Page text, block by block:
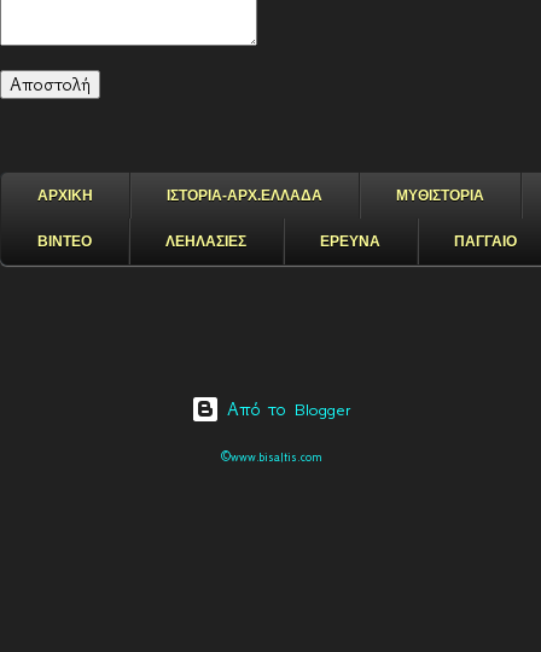
ΑΡΧΙΚΗ ΙΣΤΟΡΙΑ-ΑΡΧ.ΕΛΛΑΔΑ ΜΥΘΙΣΤΟΡΙΑ
ΒΙΝΤΕΟ ΛΕΗΛΑΣΙΕΣ ΕΡΕΥΝΑ ΠΑΓΓΑΙΟ
Από το Blogger
©www.bisaltis.com